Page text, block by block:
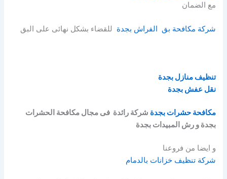
مع الضمان
شركة مكافحة بق الفراش بجدة للقضاء بشكل نهائى على البق
تنظيف منازل بجدة
نقل عفش بجدة
مكافحة حشرات بجدة شركة رائدة فى مجال مكافحة الحشرات
بجدة و رش المبيدات بجدة
و ايضا من فروعنا
شركة تنظيف خزانات بالدمام